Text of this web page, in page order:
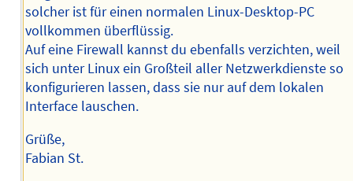
solcher ist für einen normalen Linux-Desktop-PC
vollkommen überflüssig.
Auf eine Firewall kannst du ebenfalls verzichten, weil
sich unter Linux ein Großteil aller Netzwerkdienste so
konfigurieren lassen, dass sie nur auf dem lokalen
Interface lauschen.
Grüße,
Fabian St.